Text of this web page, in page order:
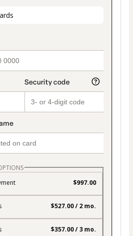
$997.00
$527.00 / 2 mo.
$357.00 / 3 mo.